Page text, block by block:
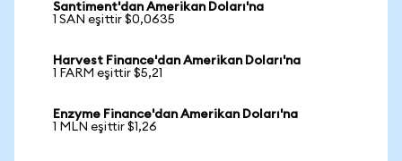
Santiment'dan Amerikan Doları'na
1 SAN eşittir $0,0635
Harvest Finance'dan Amerikan Doları'na
1 FARM eşittir $5,21
Enzyme Finance'dan Amerikan Doları'na
1 MLN eşittir $1,26